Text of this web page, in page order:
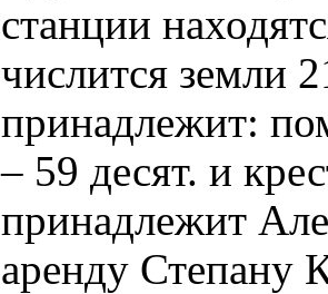
станции
числится земли
принадлежит:
– 59 десят. и
принадлежит
аренду Степану